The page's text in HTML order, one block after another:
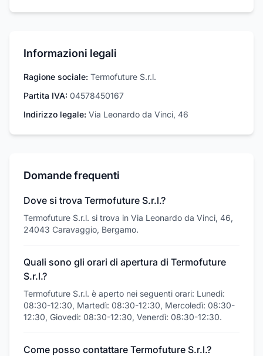
Informazioni legali
Ragione sociale: Termofuture S.r.l.
Partita IVA: 04578450167
Indirizzo legale: Via Leonardo da Vinci, 46
Domande frequenti
Dove si trova Termofuture S.r.l.?
Termofuture S.r.l. si trova in Via Leonardo da Vinci, 46,
24043 Caravaggio, Bergamo.
Quali sono gli orari di apertura di Termofuture
S.r.l.?
Termofuture S.r.l. è aperto nei seguenti orari: Lunedì:
08:30-12:30, Martedì: 08:30-12:30, Mercoledì: 08:30-
12:30, Giovedì: 08:30-12:30, Venerdì: 08:30-12:30.
Come posso contattare Termofuture S.r.l.?